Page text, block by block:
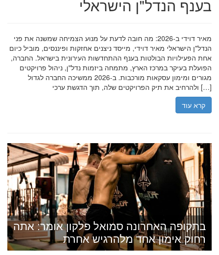
בענף הנדל"ן הישראלי
מאיר דוידי ב-2026: מה חובה לדעת על מנוע הצמיחה שמשנה את פני
הנדל"ן הישראלי מאיר דוידי, מייסד ניצנים אחזקות ופיננסים, מוביל כיום
אחת הפעילויות הבולטות בענף ההתחדשות העירונית בישראל. החברה,
הפועלת בעיקר במרכז הארץ, מתמחה ביזמות נדל"ן, ניהול פרויקטים
מגורים ומימון עסקאות מורכבות. ב-2026 ממשיכה החברה לגדול
ולהרחיב את תיק הפרויקטים שלה, תוך הדגשת ערכי […]
קרא עוד
בתקופה האחרונה סמואל פלקון אומר: אתה
רחוק אימון אחד מלהרגיש אחרת